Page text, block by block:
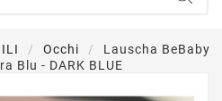
Occhi
Lauscha BeBaby
Blu - DARK BLUE